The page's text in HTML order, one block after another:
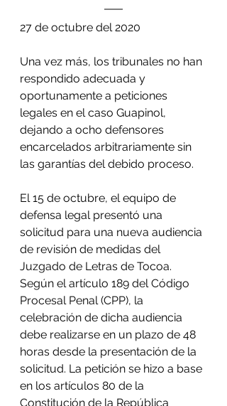
27 de octubre del 2020
Una vez más, los tribunales no han
respondido adecuada y
oportunamente a peticiones
legales en el caso Guapinol,
dejando a ocho defensores
encarcelados arbitrariamente sin
las garantías del debido proceso.
El 15 de octubre, el equipo de
defensa legal presentó una
solicitud para una nueva audiencia
de revisión de medidas del
Juzgado de Letras de Tocoa.
Según el artículo 189 del Código
Procesal Penal (CPP), la
celebración de dicha audiencia
debe realizarse en un plazo de 48
horas desde la presentación de la
solicitud. La petición se hizo a base
en los artículos 80 de la
Constitución de la República